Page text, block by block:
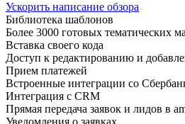
Ускорить написание обзора
Библиотека шаблонов
Более 3000 готовых тематических
Вставка своего кода
Доступ к редактированию и
Прием платежей
Встроенные интеграции со
Интеграция с CRM
Прямая передача заявок и лидов в